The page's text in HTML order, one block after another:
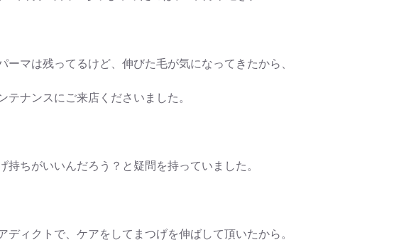
ーマは残ってるけど、伸びた毛が気になってきたから、
テナンスにご来店くださいました。
持ちがいいんだろう？と疑問を持っていました。
ディクトで、ケアをしてまつげを伸ばして頂いたから。